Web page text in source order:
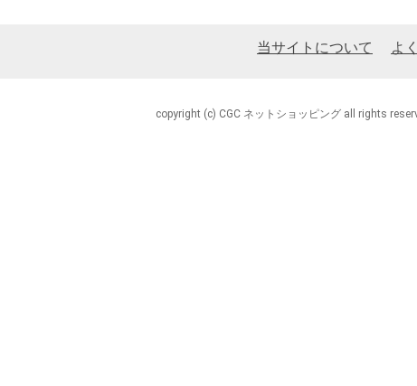
当サイトについて よ
copyright (c) CGC ネットショッピング all rights